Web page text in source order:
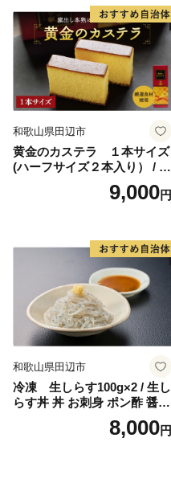
酒 ボイジャーブルーイング
セット 詰合せ 飲み比べ 父の
日 ギフト プレゼント 贈り物
【bbi012-1】
和歌山県田辺市
黄金のカステラ １本サイズ
(ハーフサイズ２本入り） / 田
子 黄金 おやつ １本 【ehs00
9,000円
和歌山県田辺市
冷凍 生しらす100g×2 / 生し
らす丼 丼 お刺身 ポン酢 醤油
小分け シラス 冷凍 生 ギフト
お取り寄せ 和歌山県 田辺市
8,000円